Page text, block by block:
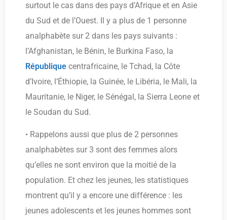
surtout le cas dans des pays d’Afrique et en Asie
du Sud et de l’Ouest. Il y a plus de 1 personne
analphabète sur 2 dans les pays suivants :
l’Afghanistan, le Bénin, le Burkina Faso, la
République centrafricaine, le Tchad, la Côte
d’Ivoire, l’Éthiopie, la Guinée, le Libéria, le Mali, la
Mauritanie, le Niger, le Sénégal, la Sierra Leone et
le Soudan du Sud.
• Rappelons aussi que plus de 2 personnes
analphabètes sur 3 sont des femmes alors
qu’elles ne sont environ que la moitié de la
population. Et chez les jeunes, les statistiques
montrent qu’il y a encore une différence : les
jeunes adolescents et les jeunes hommes sont